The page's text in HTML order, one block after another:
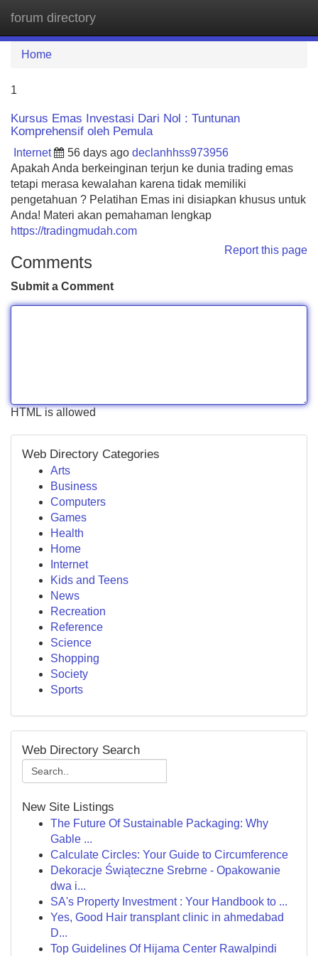
forum directory
Home
1
Kursus Emas Investasi Dari Nol : Tuntunan
Komprehensif oleh Pemula
Internet 56 days ago declanhhss973956
Apakah Anda berkeinginan terjun ke dunia trading emas
tetapi merasa kewalahan karena tidak memiliki
pengetahuan ? Pelatihan Emas ini disiapkan khusus untuk
Anda! Materi akan pemahaman lengkap
https://tradingmudah.com
Report this page
Comments
Submit a Comment
HTML is allowed
Web Directory Categories
Arts
Business
Computers
Games
Health
Home
Internet
Kids and Teens
News
Recreation
Reference
Science
Shopping
Society
Sports
Web Directory Search
New Site Listings
The Future Of Sustainable Packaging: Why
Gable ...
Calculate Circles: Your Guide to Circumference
Dekoracje Świąteczne Srebrne - Opakowanie
dwa i...
SA's Property Investment : Your Handbook to ...
Yes, Good Hair transplant clinic in ahmedabad
D...
Top Guidelines Of Hijama Center Rawalpindi